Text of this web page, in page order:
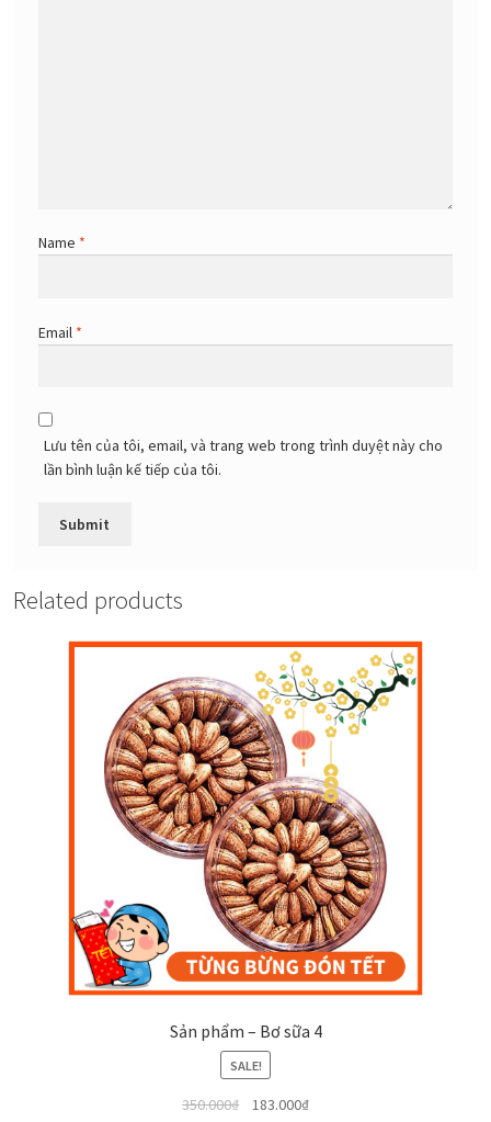
Name *
Email *
Lưu tên của tôi, email, và trang web trong trình duyệt này cho
lần bình luận kế tiếp của tôi.
Related products
Sản phẩm – Bơ sữa 4
SALE!
350.000₫ 183.000₫